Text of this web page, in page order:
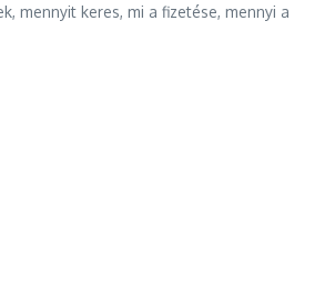
mennyit keres, mi a fizetése, mennyi a